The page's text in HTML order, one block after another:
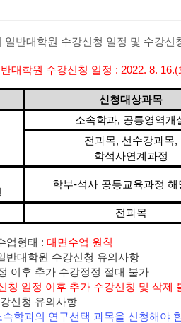
일반대학원 수강신청 일정 및 수강
대학원 수강신청 일정 : 2022. 8.
신청대상과목
소속학과, 공통영역개
전과목, 선수강과목,
학석사연계과정
학부-석사 공통교육과정 해
전과목
업형태 : 대면수업 원칙
반대학원 수강신청 유의사항
이후 추가 수강정정 절대 불가
청 일정 이후 추가 수강신청 및 삭제
신청 유의사항
속학과의 연구선택 과목을 신청해야